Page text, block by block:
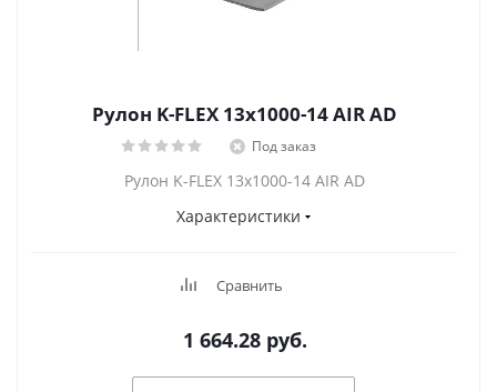
Рулон K-FLEX 13x1000-14 AIR AD
Под заказ
Рулон K-FLEX 13x1000-14 AIR AD
Характеристики
Сравнить
1 664.28руб.